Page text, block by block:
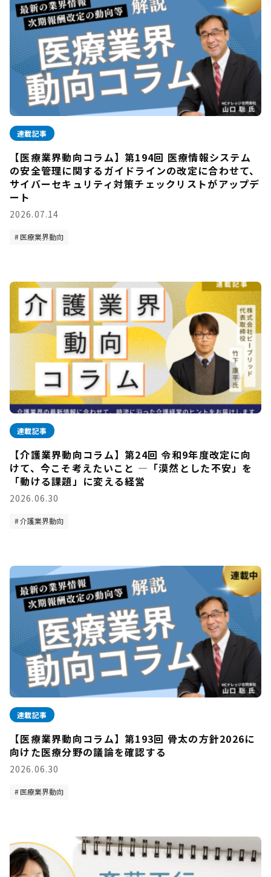
連載記事
【医療業界動向コラム】第194回 医療情報システム
の安全管理に関するガイドラインの改定に合わせて、
サイバーセキュリティ対策チェックリストがアップデ
ート
2026.07.14
医療業界動向
連載記事
【介護業界動向コラム】第24回 令和9年度改定に向
けて、今こそ考えたいこと —「漠然とした不安」を
「動ける課題」に変える経営
2026.06.30
介護業界動向
連載記事
【医療業界動向コラム】第193回 骨太の方針2026に
向けた医療分野の議論を確認する
2026.06.30
医療業界動向